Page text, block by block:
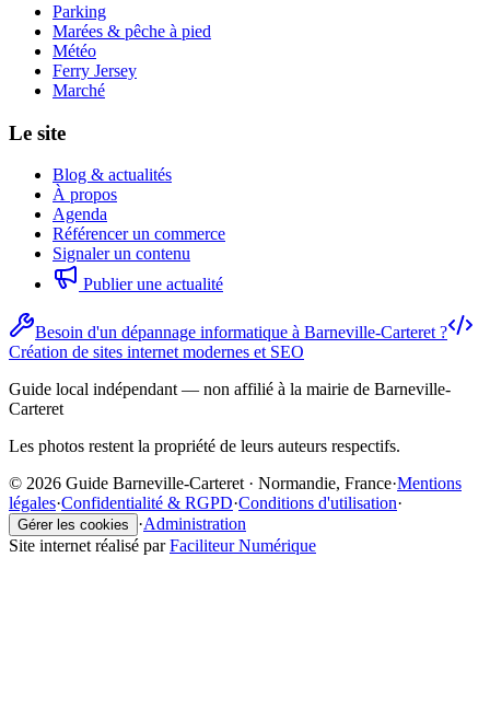
Parking
Marées & pêche à pied
Météo
Ferry Jersey
Marché
Le site
Blog & actualités
À propos
Agenda
Référencer un commerce
Signaler un contenu
Publier une actualité
Besoin d'un dépannage informatique à Barneville-Carteret ?
Création de sites internet modernes et SEO
Guide local indépendant — non affilié à la mairie de Barneville-
Carteret
Les photos restent la propriété de leurs auteurs respectifs.
© 2026 Guide Barneville-Carteret · Normandie, France·Mentions
légales·Confidentialité & RGPD·Conditions d'utilisation·
Gérer les cookies ·Administration
Site internet réalisé par Faciliteur Numérique